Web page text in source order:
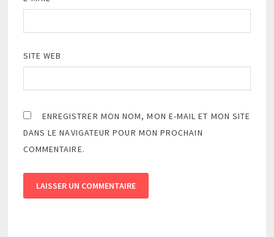
SITE WEB
ENREGISTRER MON NOM, MON E-MAIL ET MON SITE
DANS LE NAVIGATEUR POUR MON PROCHAIN
COMMENTAIRE.